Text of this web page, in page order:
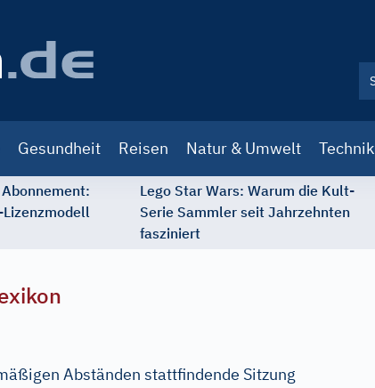
Gesundheit Reisen Natur & Umwelt Technik
Lego Star Wars: Warum die Kult-
Serie Sammler seit Jahrzehnten
fasziniert
Abständen stattfindende Sitzung